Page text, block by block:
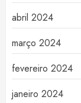
abril 2024
março 2024
fevereiro 2024
janeiro 2024